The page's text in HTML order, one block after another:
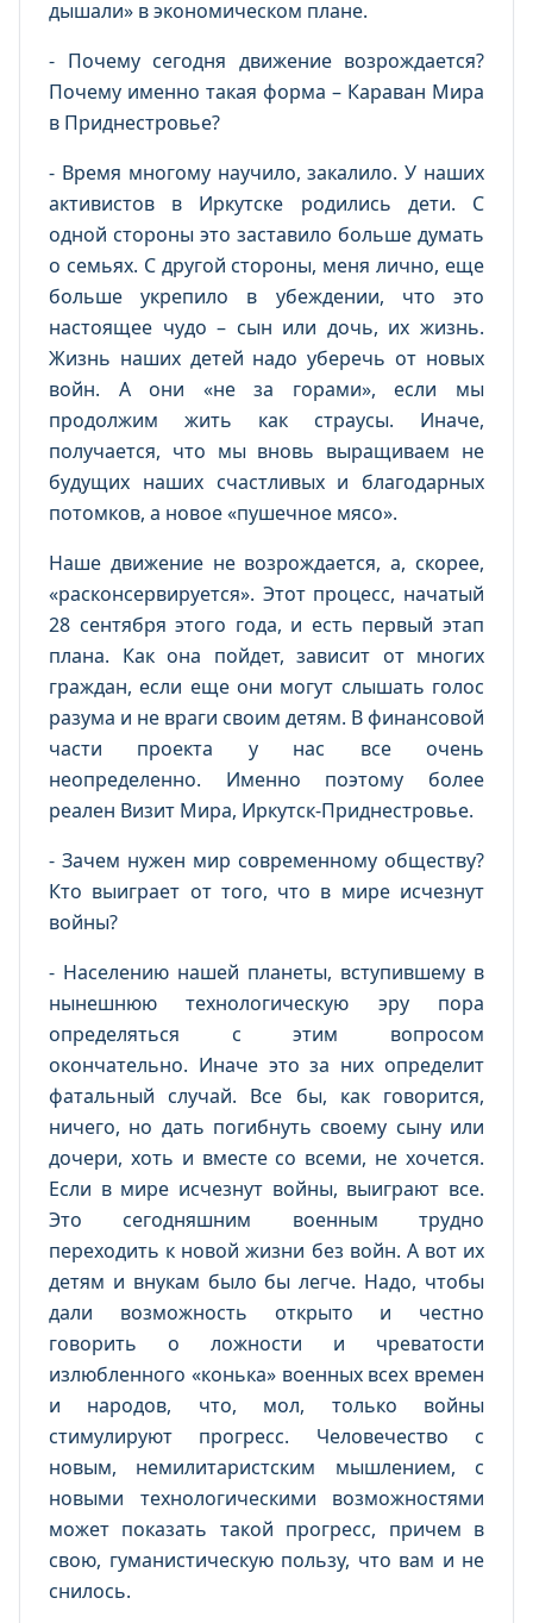
дышали» в экономическом плане.
- Почему сегодня движение возрождается?
Почему именно такая форма – Караван Мира
в Приднестровье?
- Время многому научило, закалило. У наших
активистов в Иркутске родились дети. С
одной стороны это заставило больше думать
о семьях. С другой стороны, меня лично, еще
больше укрепило в убеждении, что это
настоящее чудо – сын или дочь, их жизнь.
Жизнь наших детей надо уберечь от новых
войн. А они «не за горами», если мы
продолжим жить как страусы. Иначе,
получается, что мы вновь выращиваем не
будущих наших счастливых и благодарных
потомков, а новое «пушечное мясо».
Наше движение не возрождается, а, скорее,
«расконсервируется». Этот процесс, начатый
28 сентября этого года, и есть первый этап
плана. Как она пойдет, зависит от многих
граждан, если еще они могут слышать голос
разума и не враги своим детям. В финансовой
части проекта у нас все очень
неопределенно. Именно поэтому более
реален Визит Мира, Иркутск-Приднестровье.
- Зачем нужен мир современному обществу?
Кто выиграет от того, что в мире исчезнут
войны?
- Населению нашей планеты, вступившему в
нынешнюю технологическую эру пора
определяться с этим вопросом
окончательно. Иначе это за них определит
фатальный случай. Все бы, как говорится,
ничего, но дать погибнуть своему сыну или
дочери, хоть и вместе со всеми, не хочется.
Если в мире исчезнут войны, выиграют все.
Это сегодняшним военным трудно
переходить к новой жизни без войн. А вот их
детям и внукам было бы легче. Надо, чтобы
дали возможность открыто и честно
говорить о ложности и чреватости
излюбленного «конька» военных всех времен
и народов, что, мол, только войны
стимулируют прогресс. Человечество с
новым, немилитаристским мышлением, с
новыми технологическими возможностями
может показать такой прогресс, причем в
свою, гуманистическую пользу, что вам и не
снилось.